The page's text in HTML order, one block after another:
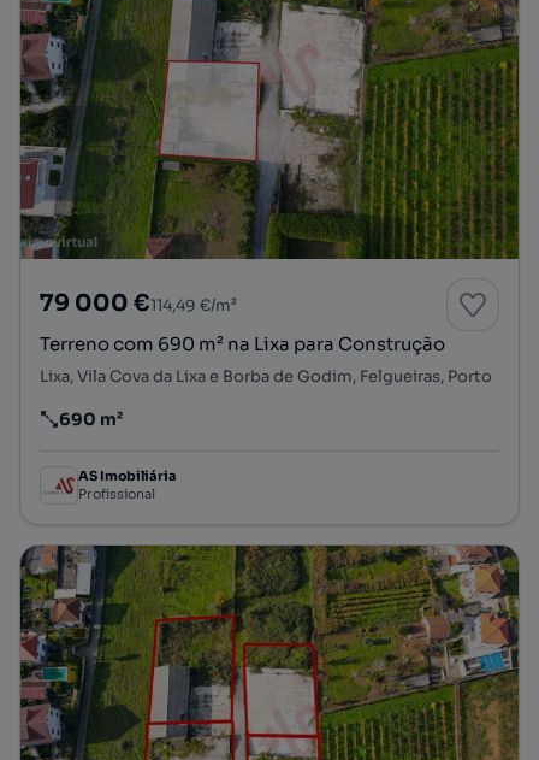
79 000 €114,49 €/m²
Terreno com 690 m² na Lixa para Construção
Lixa, Vila Cova da Lixa e Borba de Godim, Felgueiras, Porto
Preço por metro quadrado
690 m²
AS Imobiliária
Profissional